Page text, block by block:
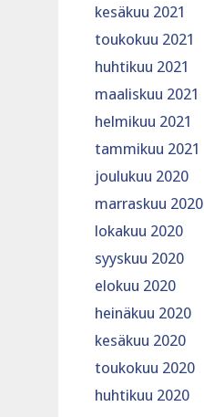
kesäkuu 2021
toukokuu 2021
huhtikuu 2021
maaliskuu 2021
helmikuu 2021
tammikuu 2021
joulukuu 2020
marraskuu 2020
lokakuu 2020
syyskuu 2020
elokuu 2020
heinäkuu 2020
kesäkuu 2020
toukokuu 2020
huhtikuu 2020